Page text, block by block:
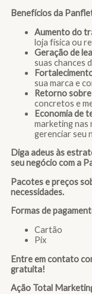
Benefícios da
Aumento do
loja física ou
Geração de
suas chances
sua marca e
Retorno
concretos e
Economia de
marketing nas
gerenciar seu
Diga adeus às
seu negócio com a
Pacotes e preços
necessidades.
Formas de
Cartão
Pix
Entre em contato
gratuita!
Ação Total